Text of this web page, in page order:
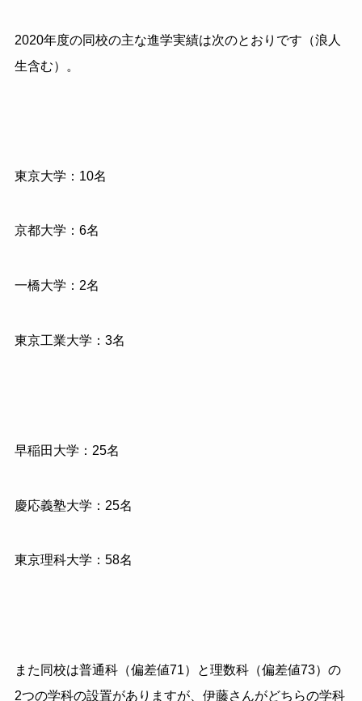
2020年度の同校の主な進学実績は次のとおりです（浪人
生含む）。
東京大学：10名
京都大学：6名
一橋大学：2名
東京工業大学：3名
早稲田大学：25名
慶応義塾大学：25名
東京理科大学：58名
また同校は普通科（偏差値71）と理数科（偏差値73）の
2つの学科の設置がありますが、伊藤さんがどちらの学科